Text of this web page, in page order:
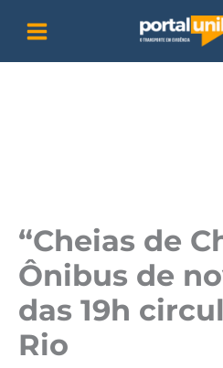
para
o
“Cheias de
Ônibus de
das 19h
Rio
a
r